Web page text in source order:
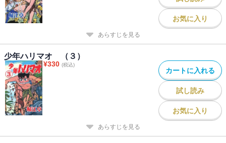
お気に入り
あらすじを見る
少年ハリマオ （３）
¥330 (税込)
カートに入れる
試し読み
お気に入り
あらすじを見る